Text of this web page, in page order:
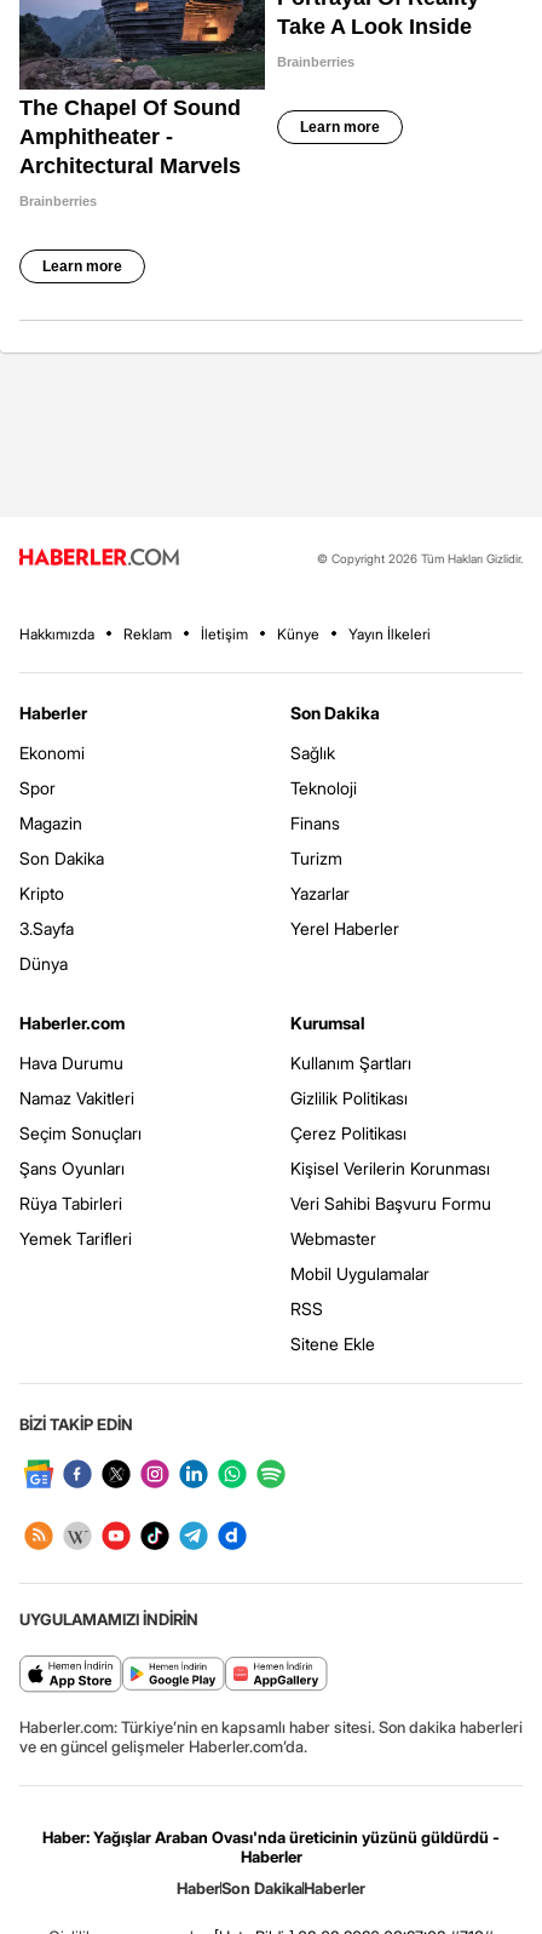
© Copyright 2026 Tüm Hakları Gizlidir.
Hakkımızda Reklam İletişim Künye Yayın İlkeleri
Haberler
Ekonomi
Spor
Magazin
Son Dakika
Kripto
3.Sayfa
Dünya
Son Dakika
Sağlık
Teknoloji
Finans
Turizm
Yazarlar
Yerel Haberler
Haberler.com
Hava Durumu
Namaz Vakitleri
Seçim Sonuçları
Şans Oyunları
Rüya Tabirleri
Yemek Tarifleri
Kurumsal
Kullanım Şartları
Gizlilik Politikası
Çerez Politikası
Kişisel Verilerin Korunması
Veri Sahibi Başvuru Formu
Webmaster
Mobil Uygulamalar
RSS
Sitene Ekle
BİZİ TAKİP EDİN
UYGULAMAMIZI İNDİRİN
Haberler.com: Türkiye’nin en kapsamlı haber sitesi. Son dakika haberleri
ve en güncel gelişmeler Haberler.com’da.
Haber: Yağışlar Araban Ovası'nda üreticinin yüzünü güldürdü -
Haberler
HaberSon DakikaHaberler